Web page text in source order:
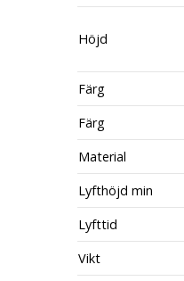
Höjd
Färg
Färg
Material
Lyfthöjd min
Lyfttid
Vikt